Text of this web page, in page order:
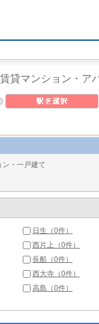
貸マンション・ア
・一戸建て
日生（0件）
西片上（0件）
長船（0件）
西大寺（0件）
高島（0件）